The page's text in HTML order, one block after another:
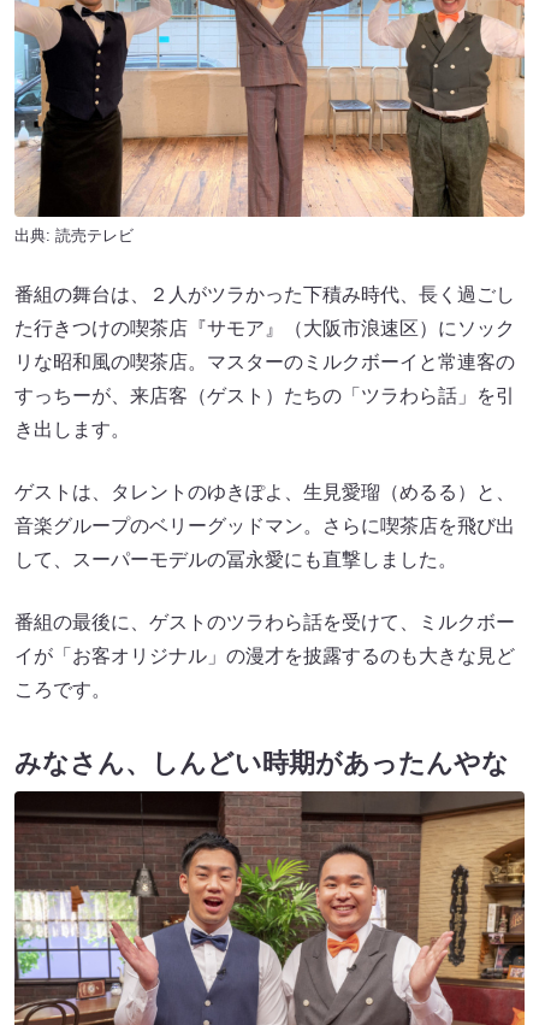
出典: 読売テレビ
番組の舞台は、２人がツラかった下積み時代、長く過ごし
た行きつけの喫茶店『サモア』（大阪市浪速区）にソック
リな昭和風の喫茶店。マスターのミルクボーイと常連客の
すっちーが、来店客（ゲスト）たちの「ツラわら話」を引
き出します。
ゲストは、タレントのゆきぽよ、生見愛瑠（めるる）と、
音楽グループのベリーグッドマン。さらに喫茶店を飛び出
して、スーパーモデルの冨永愛にも直撃しました。
番組の最後に、ゲストのツラわら話を受けて、ミルクボー
イが「お客オリジナル」の漫才を披露するのも大きな見ど
ころです。
みなさん、しんどい時期があったんやな